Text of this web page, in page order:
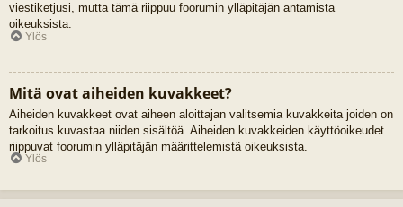
viestiketjusi, mutta tämä riippuu foorumin ylläpitäjän antamista
oikeuksista.
Ylös
Mitä ovat aiheiden kuvakkeet?
Aiheiden kuvakkeet ovat aiheen aloittajan valitsemia kuvakkeita joiden on
tarkoitus kuvastaa niiden sisältöä. Aiheiden kuvakkeiden käyttöoikeudet
riippuvat foorumin ylläpitäjän määrittelemistä oikeuksista.
Ylös